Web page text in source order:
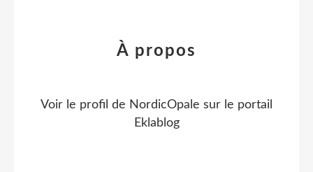
À propos
Voir le profil de NordicOpale sur le portail
Eklablog